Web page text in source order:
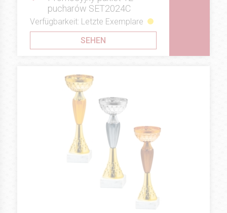
pucharów SET2024C
Verfügbarkeit: Letzte Exemplare
SEHEN